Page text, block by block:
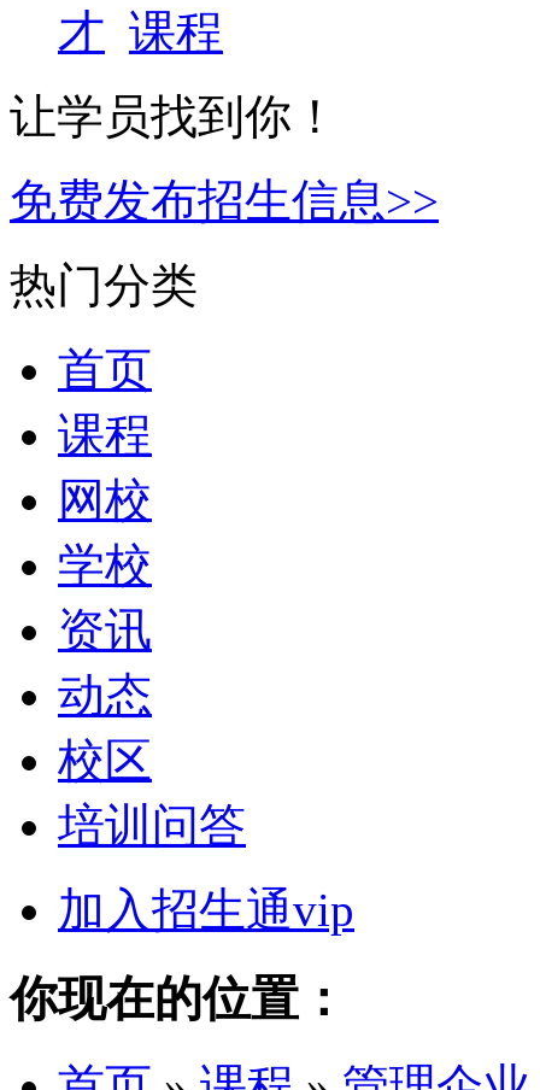
才 课程
让学员找到你！
免费发布招生信息>>
热门分类
首页
课程
网校
学校
资讯
动态
校区
培训问答
加入招生通vip
你现在的位置：